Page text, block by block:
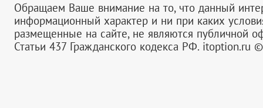
Обращаем Ваше внимание на то, что данный
информационный характер и ни при каких
размещенные на сайте, не являются публичной
Статьи 437 Гражданского кодекса РФ. itoption.ru